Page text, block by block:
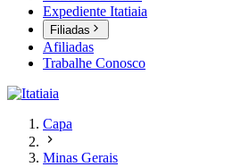
Expediente Itatiaia
Filiadas
Afiliadas
Trabalhe Conosco
Capa
Minas Gerais